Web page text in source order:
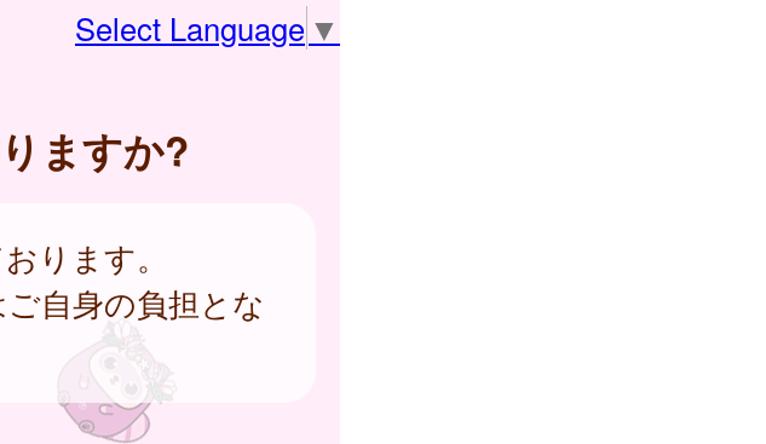
Select Language ▼
ますか?
ります。
自身の負担とな